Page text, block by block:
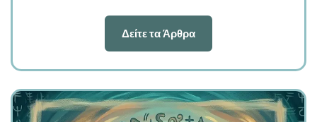
Δείτε τα Άρθρα